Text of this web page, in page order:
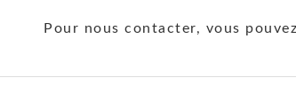
Pour nous contacter, vous